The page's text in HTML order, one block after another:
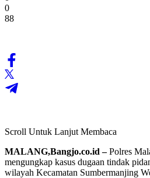
0
88
Scroll Untuk Lanjut Membaca
MALANG,Bangjo.co.id –Polres
mengungkap kasus dugaan tindak
wilayah Kecamatan Sumbermanjing